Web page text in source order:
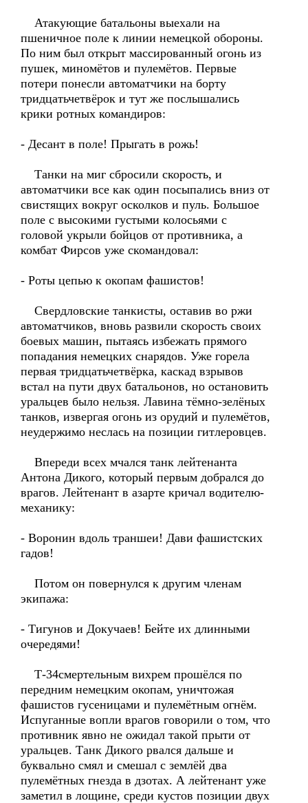
Атакующие батальоны выехали на
пшеничное поле к линии немецкой обороны.
По ним был открыт массированный огонь из
пушек, миномётов и пулемётов. Первые
потери понесли автоматчики на борту
тридцатьчетвёрок и тут же послышались
крики ротных командиров:
- Десант в поле! Прыгать в рожь!
Танки на миг сбросили скорость, и
автоматчики все как один посыпались вниз от
свистящих вокруг осколков и пуль. Большое
поле с высокими густыми колосьями с
головой укрыли бойцов от противника, а
комбат Фирсов уже скомандовал:
- Роты цепью к окопам фашистов!
Свердловские танкисты, оставив во ржи
автоматчиков, вновь развили скорость своих
боевых машин, пытаясь избежать прямого
попадания немецких снарядов. Уже горела
первая тридцатьчетвёрка, каскад взрывов
встал на пути двух батальонов, но остановить
уральцев было нельзя. Лавина тёмно-зелёных
танков, извергая огонь из орудий и пулемётов,
неудержимо неслась на позиции гитлеровцев.
Впереди всех мчался танк лейтенанта
Антона Дикого, который первым добрался до
врагов. Лейтенант в азарте кричал водителю-
механику:
- Воронин вдоль траншеи! Дави фашистских
гадов!
Потом он повернулся к другим членам
экипажа:
- Тигунов и Докучаев! Бейте их длинными
очередями!
Т-34смертельным вихрем прошёлся по
передним немецким окопам, уничтожая
фашистов гусеницами и пулемётным огнём.
Испуганные вопли врагов говорили о том, что
противник явно не ожидал такой прыти от
уральцев. Танк Дикого рвался дальше и
буквально смял и смешал с землёй два
пулемётных гнезда в дзотах. А лейтенант уже
заметил в лощине, среди кустов позиции двух